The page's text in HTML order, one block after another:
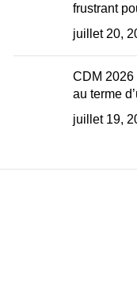
frustrant
juillet 20,
CDM 2026
au terme
juillet 19,